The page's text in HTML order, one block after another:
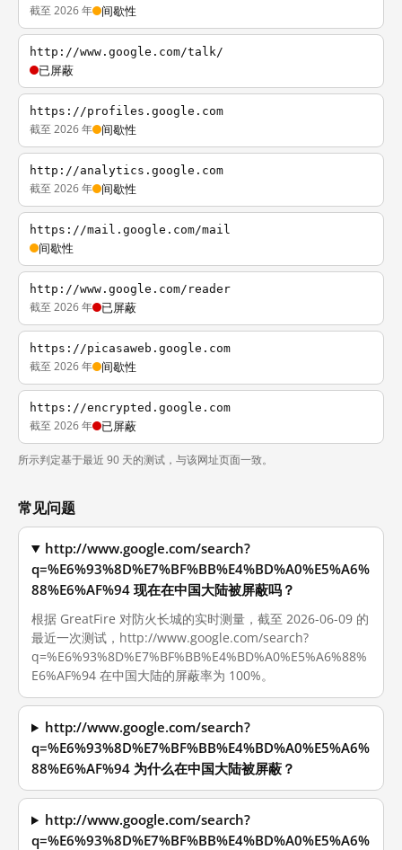
截至 2026 年 间歇性
http://www.google.com/talk/
已屏蔽
https://profiles.google.com
截至 2026 年 间歇性
http://analytics.google.com
截至 2026 年 间歇性
https://mail.google.com/mail
间歇性
http://www.google.com/reader
截至 2026 年 已屏蔽
https://picasaweb.google.com
截至 2026 年 间歇性
https://encrypted.google.com
截至 2026 年 已屏蔽
所示判定基于最近 90 天的测试，与该网址页面一致。
常见问题
http://www.google.com/search?
q=%E6%93%8D%E7%BF%BB%E4%BD%A0%E5%A6%
88%E6%AF%94 现在在中国大陆被屏蔽吗？
根据 GreatFire 对防火长城的实时测量，截至 2026-06-09 的
最近一次测试，http://www.google.com/search?
q=%E6%93%8D%E7%BF%BB%E4%BD%A0%E5%A6%88%
E6%AF%94 在中国大陆的屏蔽率为 100%。
http://www.google.com/search?
q=%E6%93%8D%E7%BF%BB%E4%BD%A0%E5%A6%
88%E6%AF%94 为什么在中国大陆被屏蔽？
http://www.google.com/search?
q=%E6%93%8D%E7%BF%BB%E4%BD%A0%E5%A6%